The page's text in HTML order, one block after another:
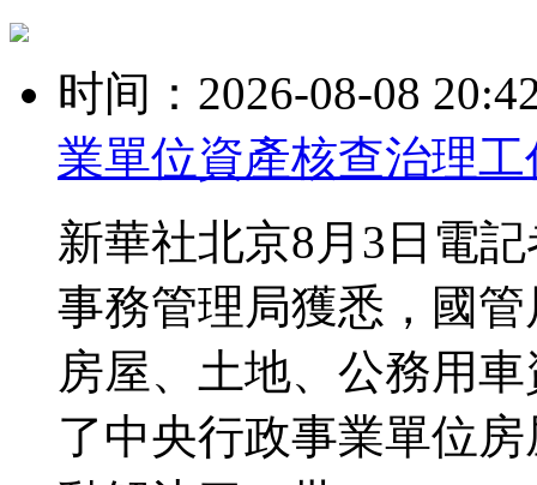
时间：2026-08-08
業單位資產核查治理工
新華社北京8月3日電
事務管理局獲悉，國
房屋、土地、公務用
了中央行政事業單位